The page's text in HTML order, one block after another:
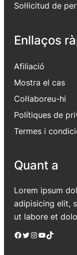
Sol·licitud de
Enllaços
Afiliació
Mostra el cas
Col·laboreu-hi
Polítiques de
Termes i
Quant a
Lorem ipsum
adipisicing elit,
ut labore et
Facebook Twitter Instagram YouTube TikTok